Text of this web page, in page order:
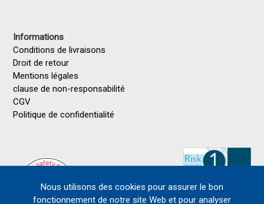
Informations
Conditions de livraisons
Droit de retour
Mentions légales
clause de non-responsabilité
CGV
Politique de confidentialité
Nous utilisons des cookies pour assurer le bon
fonctionnement de notre site Web et pour analyser